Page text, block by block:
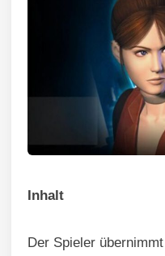
Inhalt
Der Spieler